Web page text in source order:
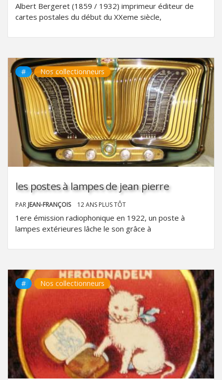
Albert Bergeret (1859 / 1932) imprimeur éditeur de
cartes postales du début du XXeme siècle,
# Nos collectionneurs
les postes à lampes de jean pierre
PAR JEAN-FRANÇOIS 12 ANS PLUS TÔT
1ere émission radiophonique en 1922, un poste à
lampes extérieures lâche le son grâce à
# Nos collectionneurs